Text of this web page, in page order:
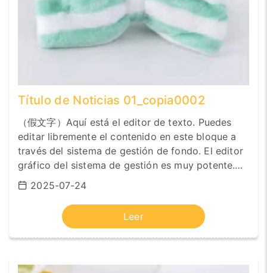
Título de Noticias 01_copia0002
（假文字）Aquí está el editor de texto. Puedes
editar libremente el contenido en este bloque a
través del sistema de gestión de fondo. El editor
gráfico del sistema de gestión es muy potente.
Puede hacer que el formato del texto sea negrita,
puedes cambiar la fuente, tamaño de fuente,
altura de línea, diseño centrado, a la izquierda o a
la derecha, y insertar enlaces, imágenes, tablas,
bloque tú mismo. El contenido no necesita ser
2025-07-24
Leer